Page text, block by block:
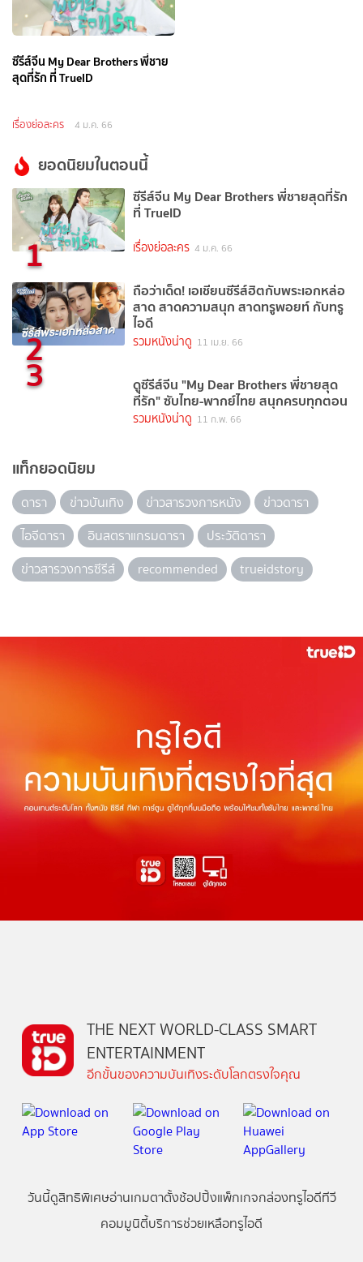
ซีรีส์จีน My Dear Brothers พี่ชาย
สุดที่รัก ที่ TrueID
เรื่องย่อละคร 4 ม.ค. 66
ยอดนิยมในตอนนี้
1
ซีรีส์จีน My Dear Brothers พี่ชายสุดที่รัก
ที่ TrueID
เรื่องย่อละคร 4 ม.ค. 66
2
ถือว่าเด็ด! เอเชียนซีรีส์ฮิตกับพระเอกหล่อ
สาด สาดความสนุก สาดทรูพอยท์ กับทรู
ไอดี
รวมหนังน่าดู 11 เม.ย. 66
3 ดูซีรีส์จีน "My Dear Brothers พี่ชายสุด
ที่รัก" ซับไทย-พากย์ไทย สนุกครบทุกตอน
รวมหนังน่าดู 11 ก.พ. 66
แท็กยอดนิยม
ดารา ข่าวบันเทิง ข่าวสารวงการหนัง
ข่าวดารา
ไอจีดารา
อินสตราแกรมดารา
ประวัติดารา
ข่าวสารวงการซีรีส์
recommended trueidstory
THE NEXT WORLD-CLASS SMART
ENTERTAINMENT
อีกขั้นของความบันเทิงระดับโลกตรงใจคุณ
วันนี้ดูสิทธิพิเศษอ่านเกมตาตั้งช้อปปิ้งแพ็กเกจกล่องทรูไอดีทีวี
คอมมูนิตี้บริการช่วยเหลือทรูไอดี